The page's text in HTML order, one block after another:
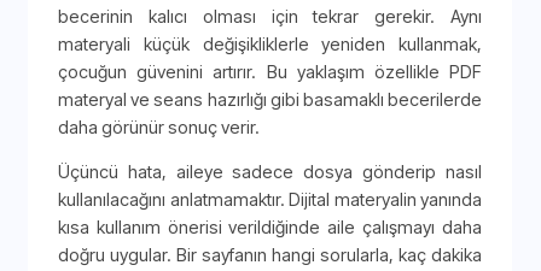
becerinin kalıcı olması için tekrar gerekir. Aynı
materyali küçük değişikliklerle yeniden kullanmak,
çocuğun güvenini artırır. Bu yaklaşım özellikle PDF
materyal ve seans hazırlığı gibi basamaklı becerilerde
daha görünür sonuç verir.
Üçüncü hata, aileye sadece dosya gönderip nasıl
kullanılacağını anlatmamaktır. Dijital materyalin yanında
kısa kullanım önerisi verildiğinde aile çalışmayı daha
doğru uygular. Bir sayfanın hangi sorularla, kaç dakika